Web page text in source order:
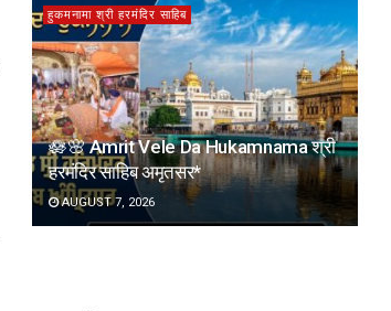
हुकमनामा श्री हरमंदिर साहिब
🪷🌸 Amrit Vele Da Hukamnama श्री
हरमंदिर साहिब अमृतसर*
AUGUST 7, 2026